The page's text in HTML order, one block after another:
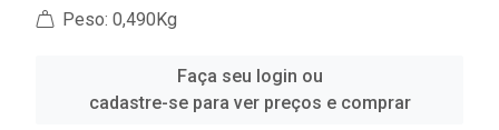
Peso: 0,490Kg
Faça seu login ou
cadastre-se para ver preços e comprar